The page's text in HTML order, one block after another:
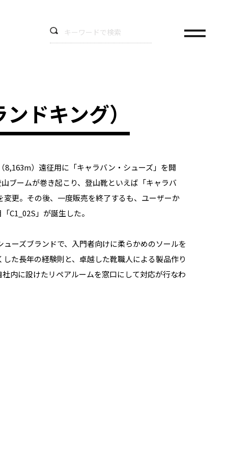
ドキング）
）遠征用に「キャラバン・シューズ」を開
ブームが巻き起こり、登山靴といえば「キャラバ
更。その後、一度販売を終了するも、ユーザーか
C1_02S」が誕生した。
ーズブランドで、入門者向けに柔らかめのソールを
た長年の経験則と、卓越した靴職人による製品作り
内に設けたリペアルームを窓口にして対応が行なわ